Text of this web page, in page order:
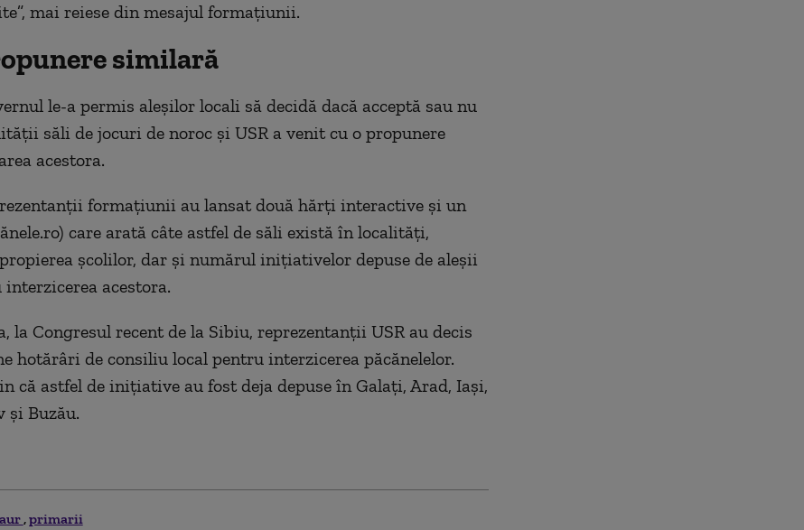
mai reiese din mesajul formațiunii.
similară
le-a permis aleșilor locali să decidă dacă acceptă sau nu
săli de jocuri de noroc și USR a venit cu o propunere
acestora.
formațiunii au lansat două hărți interactive și un
care arată câte astfel de săli există în localități,
școlilor, dar și numărul inițiativelor depuse de aleșii
acestora.
la Congresul recent de la Sibiu, reprezentanții USR au decis
hotărâri de consiliu local pentru interzicerea păcănelelor.
că astfel de inițiative au fost deja depuse în Galați, Arad, Iași,
și Buzău.
aur primarii